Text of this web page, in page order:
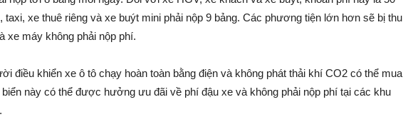
taxi, xe thuê riêng và xe buýt mini phải nộp 9 bảng. Các phương tiện lớn hơn sẽ bị thu
xe máy không phải nộp phí.
điều khiển xe ô tô chạy hoàn toàn bằng điện và không phát thải khí CO2 có thể mua
này có thể được hưởng ưu đãi về phí đậu xe và không phải nộp phí tại các khu